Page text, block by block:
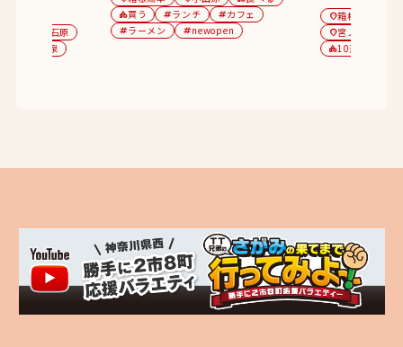
仙石原
温泉
category買う tagランチ tagカフェ
tagラーメン tagnewopen
location_on箱根湯本
location_on宮ノ下・小涌
category10選